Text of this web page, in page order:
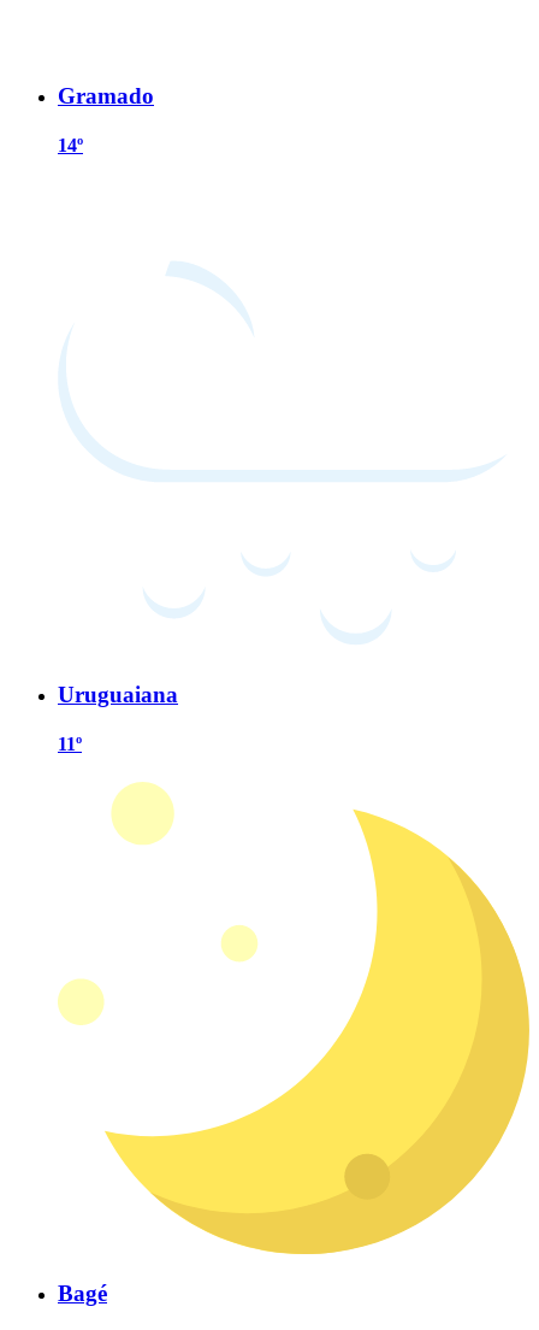
Gramado
14º
Uruguaiana
11º
Bagé